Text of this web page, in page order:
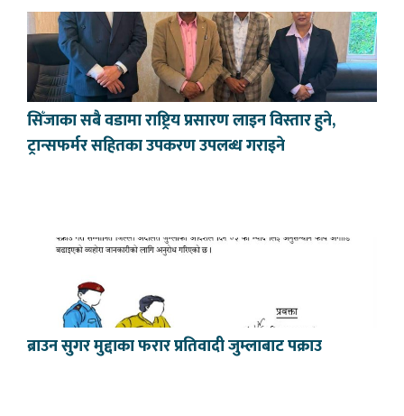
सिँजाका सबै वडामा राष्ट्रिय प्रसारण लाइन विस्तार हुने,
ट्रान्सफर्मर सहितका उपकरण उपलब्ध गराइने
ब्राउन सुगर मुद्दाका फरार प्रतिवादी जुम्लाबाट पक्राउ